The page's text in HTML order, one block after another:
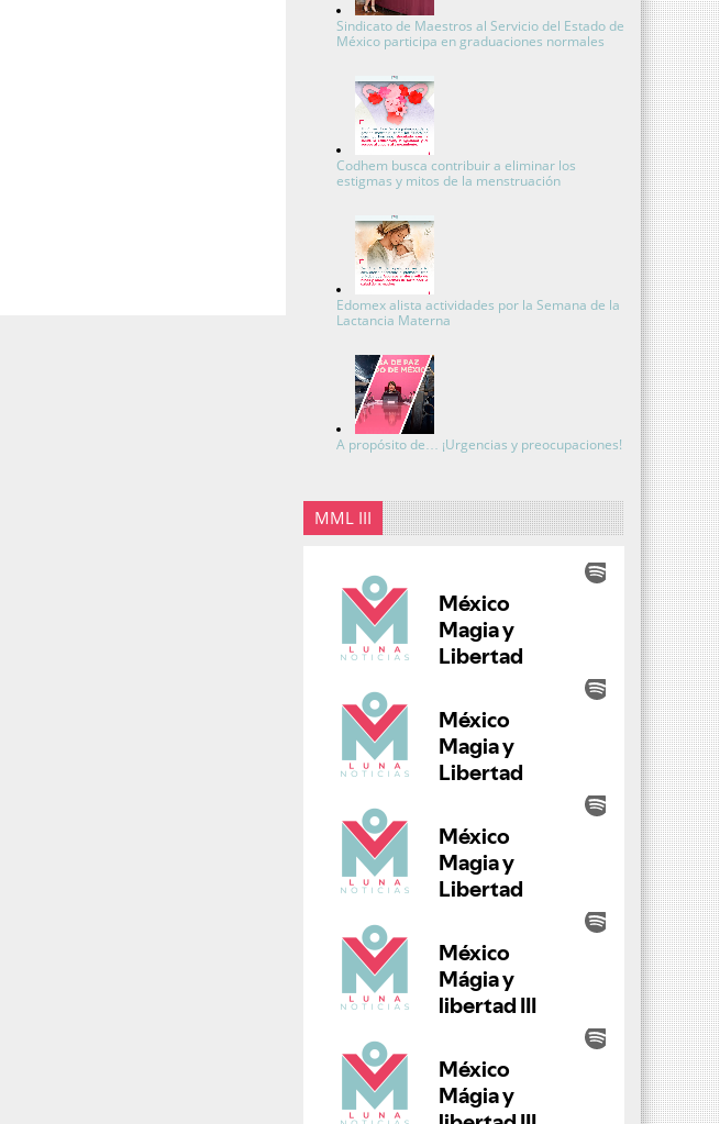
Sindicato de Maestros al Servicio del Estado de
México participa en graduaciones normales
Codhem busca contribuir a eliminar los
estigmas y mitos de la menstruación
Edomex alista actividades por la Semana de la
Lactancia Materna
A propósito de… ¡Urgencias y preocupaciones!
MML III